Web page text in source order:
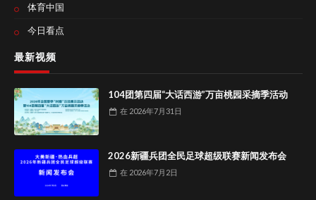
体育中国
今日看点
最新视频
104团第四届“大话西游”万亩桃园采摘季活动
在 2026年7月31日
2026新疆兵团全民足球超级联赛新闻发布会
在 2026年7月2日